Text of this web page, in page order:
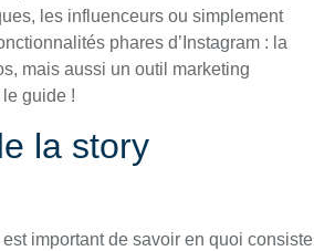
les influenceurs ou simplement
phares d’Instagram : la
mais aussi un outil marketing
guide !
la story
important de savoir en quoi consiste